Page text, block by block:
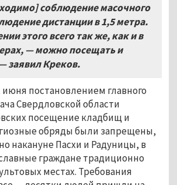
соблюдение масочного
дистанции в1,5 метра.
этого всеготак же, как и в
— можно посещать и
заявил Креков.
июня постановлением главного
Свердловской области
посещение кладбищ и
обряды были запрещены,
накануне Пасхи и Радуницы, в
граждане традиционно
местах. Требования